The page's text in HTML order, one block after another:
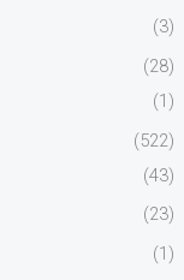
(3)
(28)
(1)
(522)
(43)
(23)
(1)